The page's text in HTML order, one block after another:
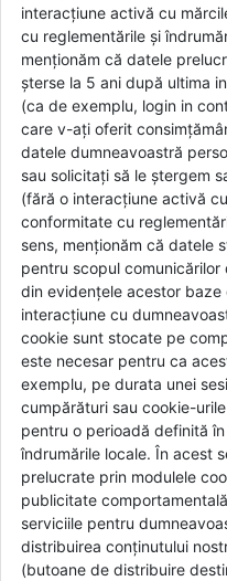
interacțiune activă cu
cu reglementările și
menționăm că datele
șterse la 5 ani după ultima
(ca de exemplu, login in
care v-ați oferit
datele dumneavoastră
sau solicitați să le ștergem
(fără o interacțiune activă
conformitate cu
sens, menționăm că datele
pentru scopul
din evidențele acestor baze
interacțiune cu
cookie sunt stocate pe
este necesar pentru ca
exemplu, pe durata unei
cumpărături sau cookie-
pentru o perioadă definită
îndrumările locale. În acest
prelucrate prin modulele
publicitate
serviciile pentru
distribuirea conținutului
(butoane de distribuire